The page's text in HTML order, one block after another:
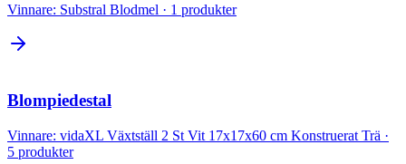
Vinnare: Substral Blodmel · 1 produkter
Blompiedestal
Vinnare: vidaXL Växtställ 2 St Vit 17x17x60 cm Konstruerat Trä ·
5 produkter